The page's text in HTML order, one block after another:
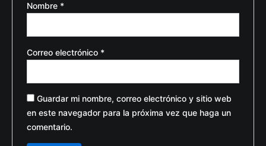
Nombre *
Correo electrónico *
Guardar mi nombre, correo electrónico y sitio web
en este navegador para la próxima vez que haga un
comentario.